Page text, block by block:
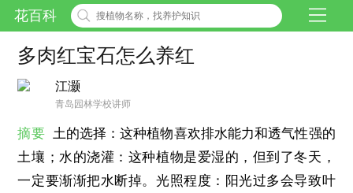
花百科
多肉红宝石怎么养红
江灏
青岛园林学校讲师
摘要 土的选择：这种植物喜欢排水能力和透气性强的
土壤；水的浇灌：这种植物是爱湿的，但到了冬天，
一定要渐渐把水断掉。光照程度：阳光过多会导致叶